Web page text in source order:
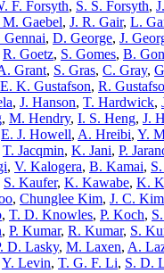
F. Forsyth, S. S. Forsyth,
M. Gaebel, J. R. Gair, L.
Gennai, D. George, J.
R. Goetz, S. Gomes, B.
Grant, S. Gras, C. Gray,
E. K. Gustafson, R.
, J. Hanson, T. Hardwick,
, M. Hendry, I. S. Heng, J.
E. J. Howell, A. Hreibi, Y.
T. Jacqmin, K. Jani, P.
, V. Kalogera, B. Kamai,
S. Kaufer, K. Kawabe, K.
, Chunglee Kim, J. C. Kim
, T. D. Knowles, P. Koch,
, P. Kumar, R. Kumar, S.
D. Lasky, M. Laxen, A.
Y. Levin, T. G. F. Li, S. D.